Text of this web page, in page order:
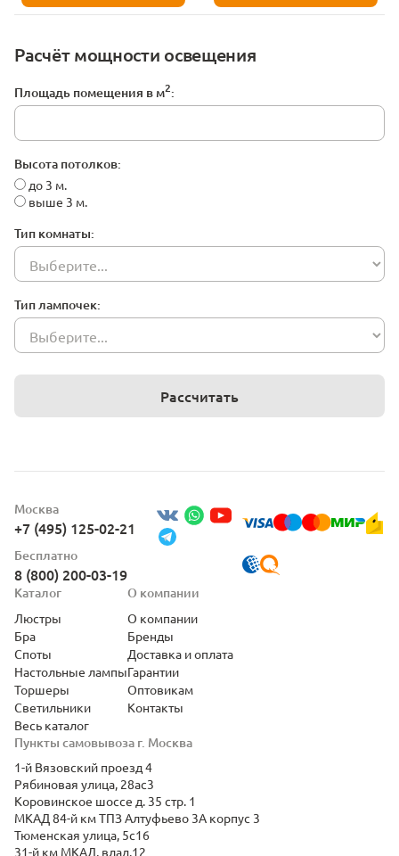
Расчёт мощности освещения
Площадь помещения в м2:
Высота потолков:
до 3 м.
выше 3 м.
Тип комнаты:
Тип лампочек:
Рассчитать
Москва
+7 (495) 125-02-21
Бесплатно
8 (800) 200-03-19
Пункты самовывоза г. Москва
1-й Вязовский проезд 4
Рябиновая улица, 28ас3
Коровинское шоссе д. 35 стр. 1
МКАД 84-й км ТПЗ Алтуфьево 3А корпус 3
Тюменская улица, 5с16
31-й км МКАД, влад.12
Каталог
Люстры
Бра
Споты
Настольные лампы
Торшеры
Светильники
Весь каталог
О компании
О компании
Бренды
Доставка и оплата
Гарантии
Оптовикам
Контакты